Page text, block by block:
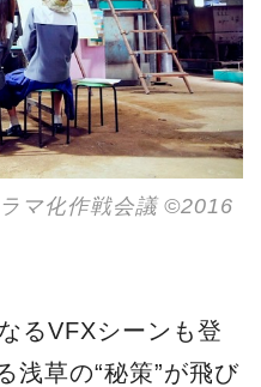
マ化作戦会議 ©2016
るVFXシーンも登
浅草の“秘策”が飛び